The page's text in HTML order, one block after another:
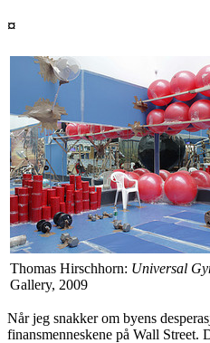
¤
Thomas Hirschhorn: Universal
Gallery, 2009
Når jeg snakker om byens
finansmenneskene på Wall Street.